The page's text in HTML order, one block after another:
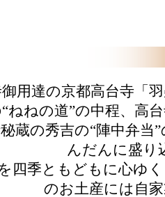
用達の京都高台寺「
ねねの道”の中程、高
蔵の秀吉の“陣中弁
んだんに盛り
四季ともどもに心ゆ
のお土産には自